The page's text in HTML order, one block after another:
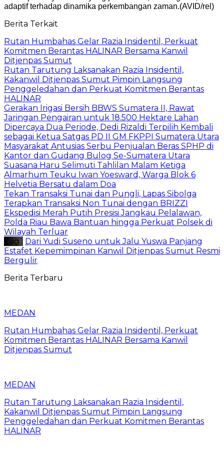
adaptif terhadap dinamika perkembangan zaman.(AVID/rel)
Berita Terkait
Rutan Humbahas Gelar Razia Insidentil, Perkuat
Komitmen Berantas HALINAR Bersama Kanwil
Ditjenpas Sumut
Rutan Tarutung Laksanakan Razia Insidentil,
Kakanwil Ditjenpas Sumut Pimpin Langsung
Penggeledahan dan Perkuat Komitmen Berantas
HALINAR
Gerakan Irigasi Bersih BBWS Sumatera II, Rawat
Jaringan Pengairan untuk 18.500 Hektare Lahan
Dipercaya Dua Periode, Dedi Rizaldi Terpilih Kembali
sebagai Ketua Satgas PD II GM FKPPI Sumatera Utara
Masyarakat Antusias Serbu Penjualan Beras SPHP di
Kantor dan Gudang Bulog Se-Sumatera Utara
Suasana Haru Selimuti Tahlilan Malam Ketiga
Almarhum Teuku Iwan Yoesward, Warga Blok 6
Helvetia Bersatu dalam Doa
Tekan Transaksi Tunai dan Pungli, Lapas Sibolga
Terapkan Transaksi Non Tunai dengan BRIZZI
Ekspedisi Merah Putih Presisi Jangkau Pelalawan,
Polda Riau Bawa Bantuan hingga Perkuat Polsek di
Wilayah Terluar
Tag : Dari Yudi Suseno untuk Jalu Yuswa Panjang
Estafet Kepemimpinan Kanwil Ditjenpas Sumut Resmi
Bergulir
Berita Terbaru
MEDAN
Rutan Humbahas Gelar Razia Insidentil, Perkuat
Komitmen Berantas HALINAR Bersama Kanwil
Ditjenpas Sumut
MEDAN
Rutan Tarutung Laksanakan Razia Insidentil,
Kakanwil Ditjenpas Sumut Pimpin Langsung
Penggeledahan dan Perkuat Komitmen Berantas
HALINAR